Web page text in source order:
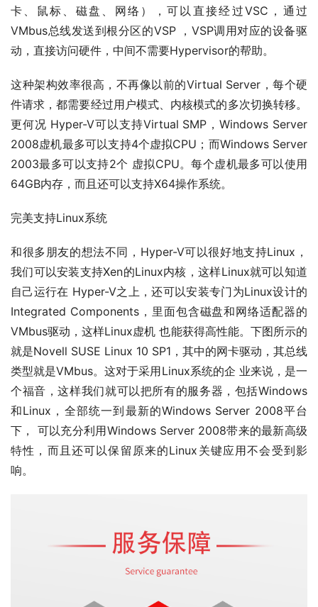
卡、鼠标、磁盘、网络），可以直接经过VSC，通过
VMbus总线发送到根分区的VSP ，VSP调用对应的设备驱
动，直接访问硬件，中间不需要Hypervisor的帮助。
这种架构效率很高，不再像以前的Virtual Server，每个硬
件请求，都需要经过用户模式、内核模式的多次切换转移。
更何况 Hyper-V可以支持Virtual SMP，Windows Server
2008虚机最多可以支持4个虚拟CPU；而Windows Server
2003最多可以支持2个 虚拟CPU。每个虚机最多可以使用
64GB内存，而且还可以支持X64操作系统。
完美支持Linux系统
和很多朋友的想法不同，Hyper-V可以很好地支持Linux，
我们可以安装支持Xen的Linux内核，这样Linux就可以知道
自己运行在 Hyper-V之上，还可以安装专门为Linux设计的
Integrated Components，里面包含磁盘和网络适配器的
VMbus驱动，这样Linux虚机 也能获得高性能。下图所示的
就是Novell SUSE Linux 10 SP1，其中的网卡驱动，其总线
类型就是VMbus。这对于采用Linux系统的企 业来说，是一
个福音，这样我们就可以把所有的服务器，包括Windows
和Linux，全部统一到最新的Windows Server 2008平台
下， 可以充分利用Windows Server 2008带来的最新高级
特性，而且还可以保留原来的Linux关键应用不会受到影
响。